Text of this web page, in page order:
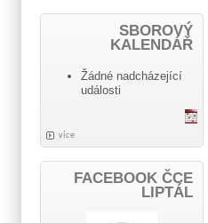
SBOROVÝ
KALENDÁŘ
Žádné nadcházející
události
více
FACEBOOK ČCE
LIPTÁL